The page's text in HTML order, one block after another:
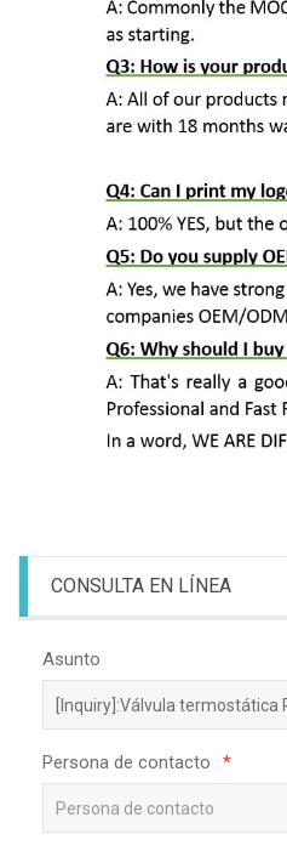
CONSULTA EN LÍNEA
Asunto
Persona de contacto *